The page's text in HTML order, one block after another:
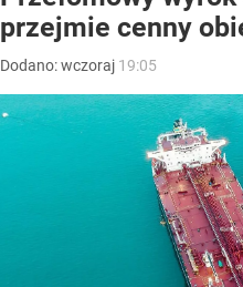
przejmie cenny
Dodano:wczoraj 19:05